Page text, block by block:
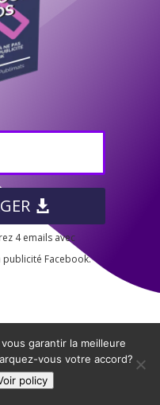
4 emails avec
publicité Facebook.
garantir la meilleure
vous votre accord?
policy